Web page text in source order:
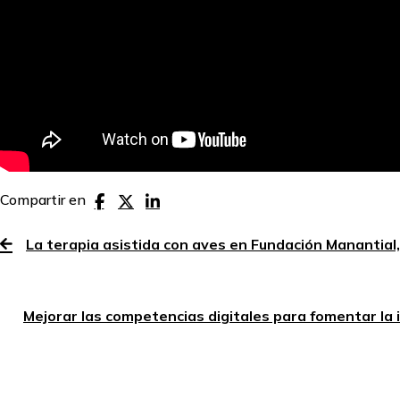
Compartir en
La terapia asistida con aves en Fundación
Mejorar las competencias digitales para fomentar la